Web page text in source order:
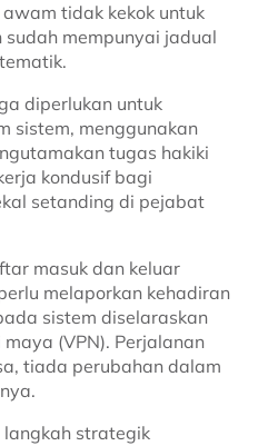
tidak kekok untuk
sudah mempunyai jadual
diperlukan untuk
sistem, menggunakan
tugas hakiki
kondusif bagi
setanding di pejabat
masuk dan keluar
melaporkan kehadiran
sistem diselaraskan
(VPN). Perjalanan
tiada perubahan dalam
langkah strategik